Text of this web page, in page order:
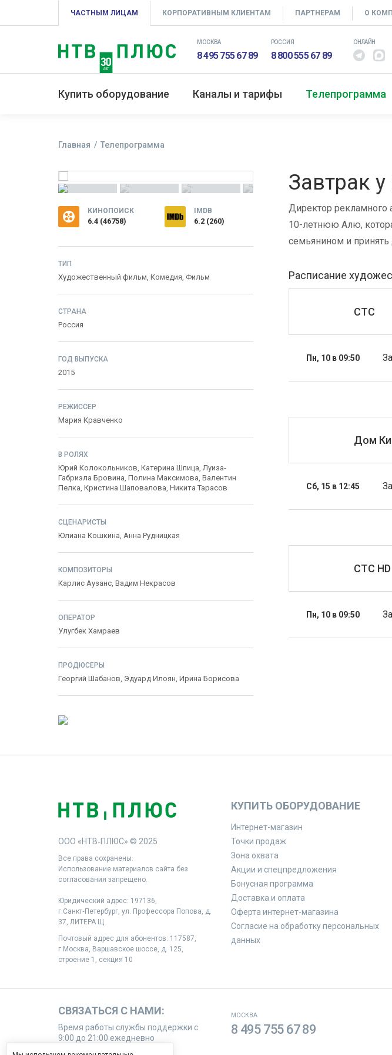
ЧАСТНЫМ ЛИЦАМ КОРПОРАТИВНЫМ КЛИЕНТАМ ПАРТНЕРАМ О
МОСКВА
8 495 755 67 89
РОССИЯ
8 800 555 67 89
ОНЛАЙН
Купить оборудование Каналы и тарифы Телепрограмма
Главная Телепрограмма
КИНОПОИСК
6.4 (46758)
IMDB
6.2 (260)
ТИП
Художественный фильм, Комедия, Фильм
СТРАНА
Россия
ГОД ВЫПУСКА
2015
РЕЖИССЕР
Мария Кравченко
В РОЛЯХ
Юрий Колокольников, Катерина Шпица, Луиза-
Габриэла Бровина, Полина Максимова, Валентин
Пелка, Кристина Шаповалова, Никита Тарасов
СЦЕНАРИСТЫ
Юлиана Кошкина, Анна Рудницкая
КОМПОЗИТОРЫ
Карлис Аузанс, Вадим Некрасов
ОПЕРАТОР
Улугбек Хамраев
ПРОДЮСЕРЫ
Георгий Шабанов, Эдуард Илоян, Ирина Борисова
Завтрак
Директор рекламного
10-летнюю Алю,
семьянином и принять
Расписание
СТС
Пн, 10 в 09:50
Дом
Сб, 15 в 12:45
СТС HD
Пн, 10 в 09:50
ООО «НТВ‑ПЛЮС» © 2025
Все права сохранены.
Использование материалов сайта без
согласования запрещено.
Юридический адрес: 197136,
г.Санкт‑Петербург, ул. Профессора Попова, д.
37, ЛИТЕРА Щ
Почтовый адрес для абонентов: 117587,
г.Москва, Варшавское шоссе, д. 125,
строение 1, секция 10
КУПИТЬ ОБОРУДОВАНИЕ
Интернет-магазин
Точки продаж
Зона охвата
Акции и спецпредложения
Бонусная программа
Доставка и оплата
Оферта интернет-магазина
Согласие на обработку персональных
данных
СВЯЗАТЬСЯ С НАМИ:
Время работы службы поддержки с
9:00 до 21:00 ежедневно
МОСКВА
8 495 755 67 89